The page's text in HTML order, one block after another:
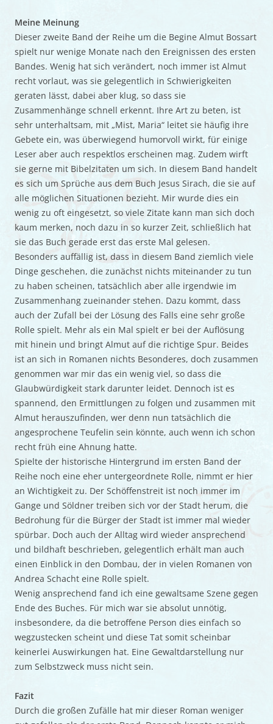
Meine Meinung
Dieser zweite Band der Reihe um die Begine Almut Bossart
spielt nur wenige Monate nach den Ereignissen des ersten
Bandes. Wenig hat sich verändert, noch immer ist Almut
recht vorlaut, was sie gelegentlich in Schwierigkeiten
geraten lässt, dabei aber klug, so dass sie
Zusammenhänge schnell erkennt. Ihre Art zu beten, ist
sehr unterhaltsam, mit „Mist, Maria“ leitet sie häufig ihre
Gebete ein, was überwiegend humorvoll wirkt, für einige
Leser aber auch respektlos erscheinen mag. Zudem wirft
sie gerne mit Bibelzitaten um sich. In diesem Band handelt
es sich um Sprüche aus dem Buch Jesus Sirach, die sie auf
alle möglichen Situationen bezieht. Mir wurde dies ein
wenig zu oft eingesetzt, so viele Zitate kann man sich doch
kaum merken, noch dazu in so kurzer Zeit, schließlich hat
sie das Buch gerade erst das erste Mal gelesen.
Besonders auffällig ist, dass in diesem Band ziemlich viele
Dinge geschehen, die zunächst nichts miteinander zu tun
zu haben scheinen, tatsächlich aber alle irgendwie im
Zusammenhang zueinander stehen. Dazu kommt, dass
auch der Zufall bei der Lösung des Falls eine sehr große
Rolle spielt. Mehr als ein Mal spielt er bei der Auflösung
mit hinein und bringt Almut auf die richtige Spur. Beides
ist an sich in Romanen nichts Besonderes, doch zusammen
genommen war mir das ein wenig viel, so dass die
Glaubwürdigkeit stark darunter leidet. Dennoch ist es
spannend, den Ermittlungen zu folgen und zusammen mit
Almut herauszufinden, wer denn nun tatsächlich die
angesprochene Teufelin sein könnte, auch wenn ich schon
recht früh eine Ahnung hatte.
Spielte der historische Hintergrund im ersten Band der
Reihe noch eine eher untergeordnete Rolle, nimmt er hier
an Wichtigkeit zu. Der Schöffenstreit ist noch immer im
Gange und Söldner treiben sich vor der Stadt herum, die
Bedrohung für die Bürger der Stadt ist immer mal wieder
spürbar. Doch auch der Alltag wird wieder ansprechend
und bildhaft beschrieben, gelegentlich erhält man auch
einen Einblick in den Dombau, der in vielen Romanen von
Andrea Schacht eine Rolle spielt.
Wenig ansprechend fand ich eine gewaltsame Szene gegen
Ende des Buches. Für mich war sie absolut unnötig,
insbesondere, da die betroffene Person dies einfach so
wegzustecken scheint und diese Tat somit scheinbar
keinerlei Auswirkungen hat. Eine Gewaltdarstellung nur
zum Selbstzweck muss nicht sein.
Fazit
Durch die großen Zufälle hat mir dieser Roman weniger